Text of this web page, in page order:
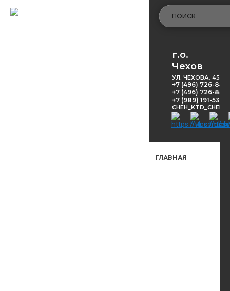
г.о.
Чехов
УЛ. ЧЕХОВА, 45
+7 (496) 726-
+7 (496) 726-
+7 (989) 191-53-
ГЛАВНАЯ